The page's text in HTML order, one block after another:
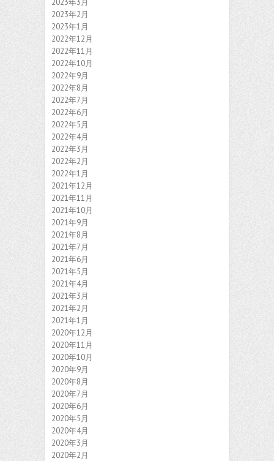
2023年2月
2023年1月
2022年12月
2022年11月
2022年10月
2022年9月
2022年8月
2022年7月
2022年6月
2022年5月
2022年4月
2022年3月
2022年2月
2022年1月
2021年12月
2021年11月
2021年10月
2021年9月
2021年8月
2021年7月
2021年6月
2021年5月
2021年4月
2021年3月
2021年2月
2021年1月
2020年12月
2020年11月
2020年10月
2020年9月
2020年8月
2020年7月
2020年6月
2020年5月
2020年4月
2020年3月
2020年2月